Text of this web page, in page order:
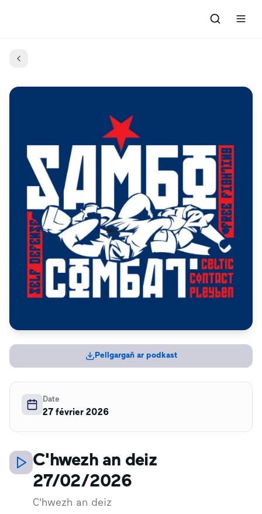
Dre rannoù
Kael ar programmoù
Ar gevredigezh
Emezelañ
Darempred
Pellgargañ ar podkast
Date
27 février 2026
C'hwezh an deiz
27/02/2026
C'hwezh an deiz